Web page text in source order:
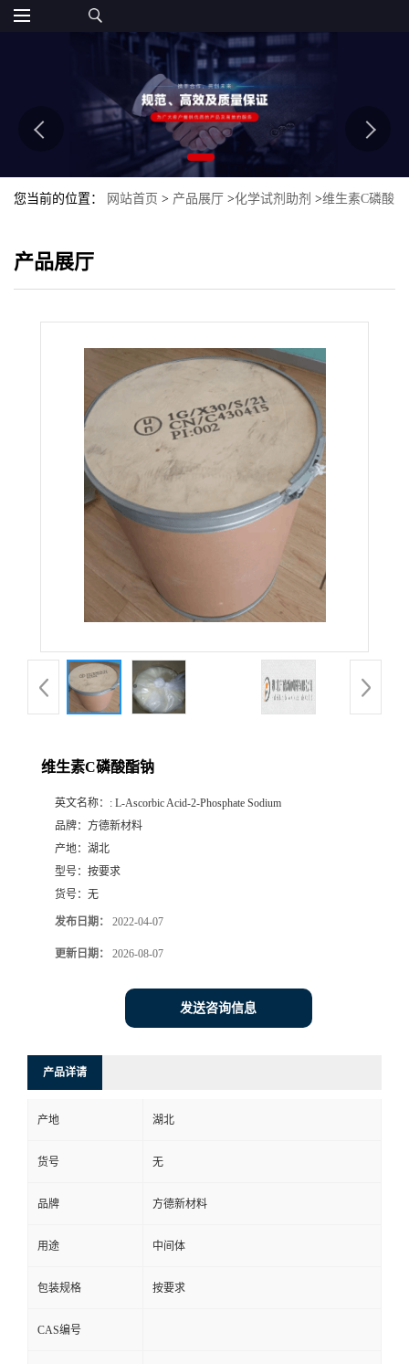
您当前的位置： 网站首页 > 产品展厅 >化学试剂助剂 >维生素C磷酸
产品展厅
维生素C磷酸酯钠
英文名称： : L-Ascorbic Acid-2-Phosphate Sodium
品牌： 方德新材料
产地： 湖北
型号： 按要求
货号： 无
发布日期： 2022-04-07
更新日期： 2026-08-07
发送咨询信息
产品详请
产地 湖北
货号 无
品牌 方德新材料
用途 中间体
包装规格 按要求
CAS编号